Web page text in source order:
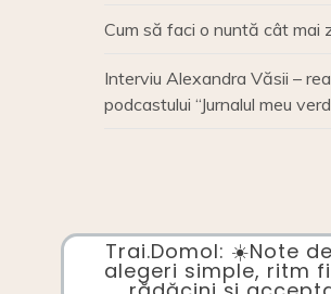
Cum să faci o nuntă cât mai
Interviu Alexandra Văsii –
podcastului “Jurnalul meu
Trai.Domol: ☀️Note
alegeri simple, ritm